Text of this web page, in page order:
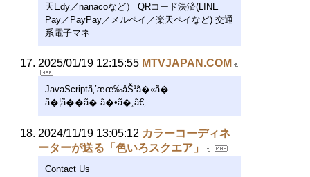
天Edy／nanacoなど） QRコード決済(LINE
Pay／PayPay／メルペイ／楽天ペイなど) 交通
系電子マネ
2025/01/19 12:15:55 MTVJAPAN.COM
JavaScriptã‚’æœ‰åŠ¹ã�«ã�—
ã�¦ã��ã� ã�•ã�„ã€‚
2024/11/19 13:05:12 カラーコーディネ
ーターが送る「色いろスクエア」
Contact Us